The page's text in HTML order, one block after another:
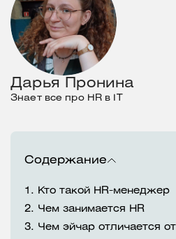
Содержание
1.
Кто такой HR-менеджер
2. Чем занимается HR
3. Чем эйчар отличается
Дарья Пронина
Знает все про HR в IT